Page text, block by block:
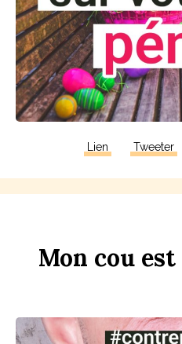
Lien Tweeter
Mon cou est